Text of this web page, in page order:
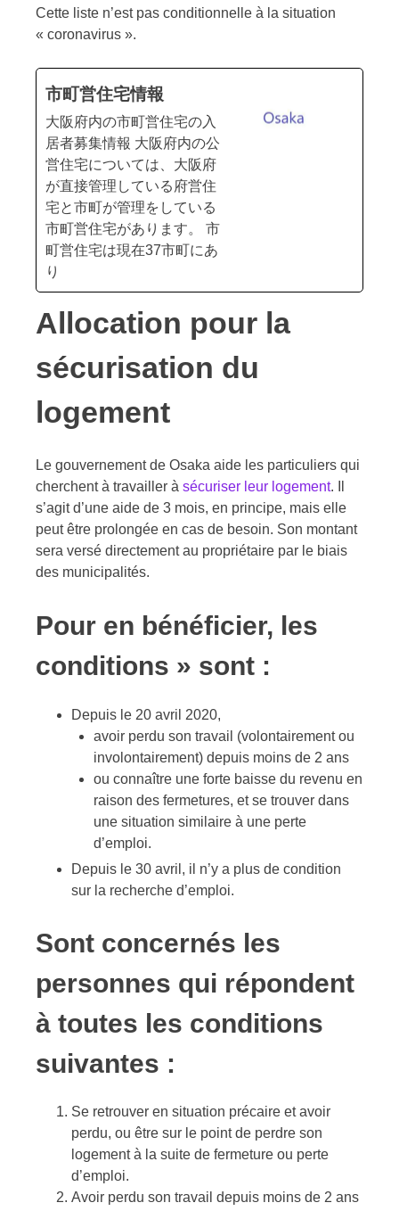
Cette liste n’est pas conditionnelle à la situation
« coronavirus ».
市町営住宅情報
大阪府内の市町営住宅の入
居者募集情報 大阪府内の公
営住宅については、大阪府
が直接管理している府営住
宅と市町が管理をしている
市町営住宅があります。 市
町営住宅は現在37市町にあ
り
Allocation pour la
sécurisation du
logement
Le gouvernement de Osaka aide les particuliers qui
cherchent à travailler à sécuriser leur logement. Il
s’agit d’une aide de 3 mois, en principe, mais elle
peut être prolongée en cas de besoin. Son montant
sera versé directement au propriétaire par le biais
des municipalités.
Pour en bénéficier, les
conditions » sont :
Depuis le 20 avril 2020,
avoir perdu son travail (volontairement ou
involontairement) depuis moins de 2 ans
ou connaître une forte baisse du revenu en
raison des fermetures, et se trouver dans
une situation similaire à une perte
d’emploi.
Depuis le 30 avril, il n’y a plus de condition
sur la recherche d’emploi.
Sont concernés les
personnes qui répondent
à toutes les conditions
suivantes :
Se retrouver en situation précaire et avoir
perdu, ou être sur le point de perdre son
logement à la suite de fermeture ou perte
d’emploi.
Avoir perdu son travail depuis moins de 2 ans